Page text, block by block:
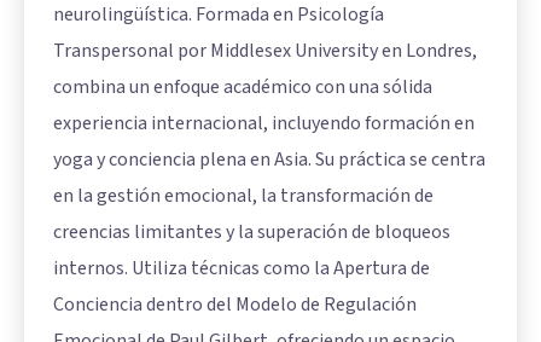
neurolingüística. Formada en Psicología
Transpersonal por Middlesex University en Londres,
combina un enfoque académico con una sólida
experiencia internacional, incluyendo formación en
yoga y conciencia plena en Asia. Su práctica se centra
en la gestión emocional, la transformación de
creencias limitantes y la superación de bloqueos
internos. Utiliza técnicas como la Apertura de
Conciencia dentro del Modelo de Regulación